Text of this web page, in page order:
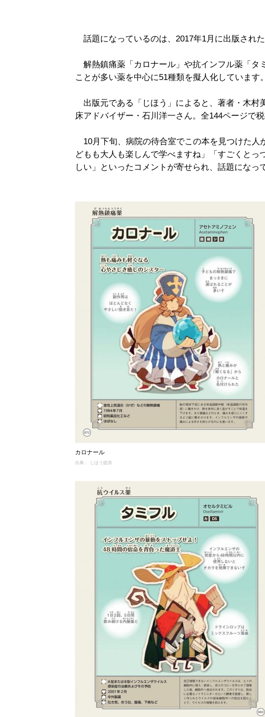
話題になっているのは、2017年1月に出版され
解熱鎮痛薬「カロナール」や抗インフル薬「タ
ことが多い薬を中心に51種類を擬人化しています。
出版元である「じほう」によると、著者・木村
床アドバイザー・石川洋一さん。全144ページで税
10月下旬、病院の待合室でこの本を見つけた人
どもも大人も楽しんで学べますね」「すごくとっ
しい」といったコメントが寄せられ、話題になっ
カロナール
出典： じほう提供